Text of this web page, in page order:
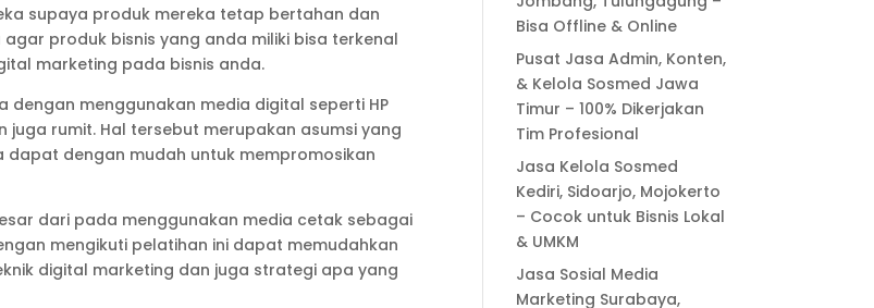
supaya produk mereka tetap bertahan dan
produk bisnis yang anda miliki bisa terkenal
marketing pada bisnis anda.
menggunakan media digital seperti HP
rumit. Hal tersebut merupakan asumsi yang
dengan mudah untuk mempromosikan
dari pada menggunakan media cetak sebagai
mengikuti pelatihan ini dapat memudahkan
digital marketing dan juga strategi apa yang
Bisa Offline & Online
Pusat Jasa Admin, Konten,
& Kelola Sosmed Jawa
Timur – 100% Dikerjakan
Tim Profesional
Jasa Kelola Sosmed
Kediri, Sidoarjo, Mojokerto
– Cocok untuk Bisnis Lokal
& UMKM
Jasa Sosial Media
Marketing Surabaya,